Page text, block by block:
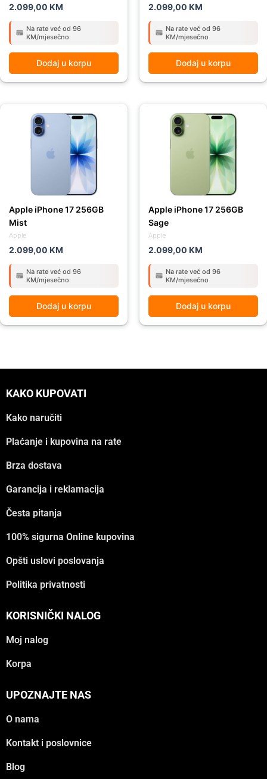
2.099,00 KM
Na rate već od 96
KM/mjesečno
Dodaj u korpu
2.099,00 KM
Na rate već od 96
KM/mjesečno
Dodaj u korpu
Apple
Apple iPhone 17 256GB
Mist
2.099,00 KM
Na rate već od 96
KM/mjesečno
Dodaj u korpu
Apple
Apple iPhone 17 256GB
Sage
2.099,00 KM
Na rate već od 96
KM/mjesečno
Dodaj u korpu
KAKO KUPOVATI
Kako naručiti
Plaćanje i kupovina na rate
Brza dostava
Garancija i reklamacija
Česta pitanja
100% sigurna Online kupovina
Opšti uslovi poslovanja
Politika privatnosti
KORISNIČKI NALOG
Moj nalog
Korpa
UPOZNAJTE NAS
O nama
Kontakt i poslovnice
Blog